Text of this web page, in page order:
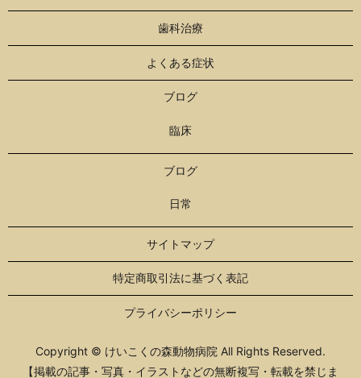
歯科治療
よくある症状
ブログ
臨床
ブログ
日常
サイトマップ
特定商取引法に基づく表記
プライバシーポリシー
Copyright © けいこくの森動物病院 All Rights Reserved.
【掲載の記事・写真・イラストなどの無断複写・転載を禁じま